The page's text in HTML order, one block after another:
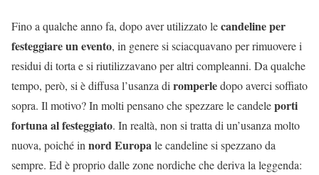
Fino a qualche anno fa, dopo aver utilizzato lecandeline per
festeggiare un evento, in genere si sciacquavano per rimuovere i
residui di torta e si riutilizzavano per altri compleanni. Da qualche
tempo, però, si è diffusa l’usanza di romperledopo averci soffiato
sopra. Il motivo? In molti pensano che spezzare le candeleporti
fortuna al festeggiato. In realtà, non si tratta di un’usanza molto
nuova, poiché in nord Europale candeline si spezzano da
sempre. Ed è proprio dalle zone nordiche che deriva la leggenda: